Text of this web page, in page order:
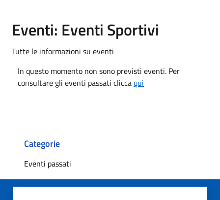
Eventi: Eventi Sportivi
Tutte le informazioni su eventi
In questo momento non sono previsti eventi. Per
consultare gli eventi passati cliccaqui
Categorie
Eventi passati